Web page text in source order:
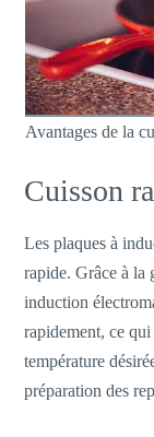
Avantages de la
Cuisson
Les plaques à
rapide. Grâce à la
induction
rapidement, ce
température
préparation des